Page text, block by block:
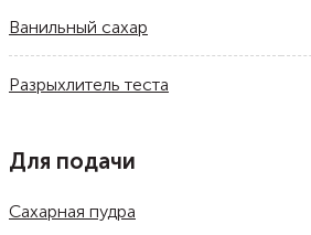
Ванильный сахар
Разрыхлитель теста
Для подачи
Сахарная пудра